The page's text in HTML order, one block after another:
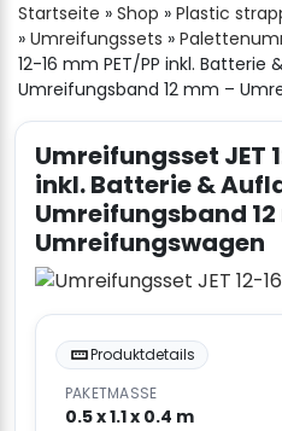
Startseite » Shop » Plastic
» Umreifungssets »
12-16 mm PET/PP inkl. Batterie
Umreifungsband 12 mm –
Umreifungsset JET
inkl. Batterie &
Umreifungsband
Umreifungswagen
Produktdetails
PAKETMASSE
0.5 x 1.1 x 0.4 m